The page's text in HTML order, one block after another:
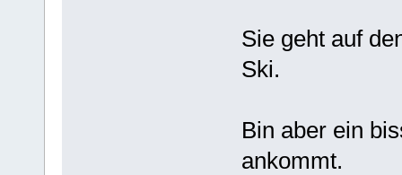
Sie geht auf
Ski.
Bin aber ein
ankommt.